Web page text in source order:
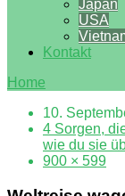
Japan
USA
Kontakt
Home
10.
4 Sorgen,
wie du sie
900 × 599